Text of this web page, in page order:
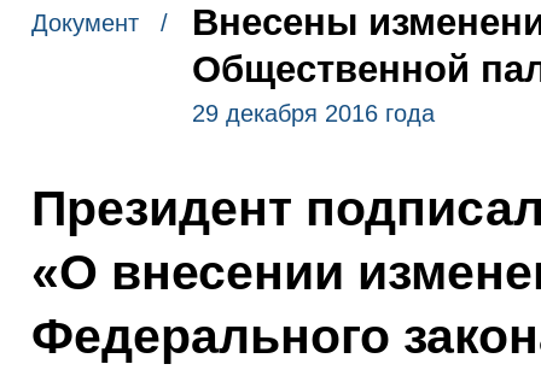
Документ /
Внесены
Общественной
29 декабря 2016 года
Президент
«О внесении
Федерального